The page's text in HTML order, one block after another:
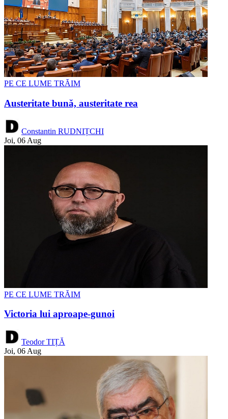
PE CE LUME TRĂIM
Austeritate bună, austeritate rea
Constantin RUDNIȚCHI
Joi, 06 Aug
PE CE LUME TRĂIM
Victoria lui aproape-gunoi
Teodor TIȚĂ
Joi, 06 Aug